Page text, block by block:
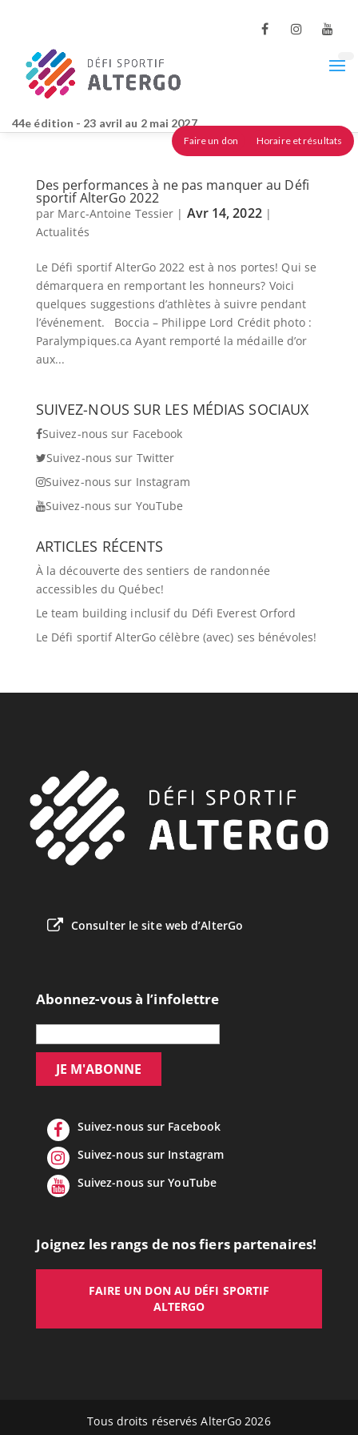
44e édition - 23 avril au 2 mai 2027
Faire un don Horaire et résultats
Des performances à ne pas manquer au Défi
sportif AlterGo 2022
par Marc-Antoine Tessier | Avr 14, 2022|
Actualités
Le Défi sportif AlterGo 2022 est à nos portes! Qui se
démarquera en remportant les honneurs? Voici
quelques suggestions d’athlètes à suivre pendant
l’événement. Boccia – Philippe Lord Crédit photo :
Paralympiques.ca Ayant remporté la médaille d’or
aux...
SUIVEZ-NOUS SUR LES MÉDIAS SOCIAUX
Suivez-nous sur Facebook
Suivez-nous sur Twitter
Suivez-nous sur Instagram
Suivez-nous sur YouTube
ARTICLES RÉCENTS
À la découverte des sentiers de randonnée
accessibles du Québec!
Le team building inclusif du Défi Everest Orford
Le Défi sportif AlterGo célèbre (avec) ses bénévoles!
Consulter le site web d’AlterGo
Abonnez-vous à l’infolettre
Suivez-nous sur Facebook
Suivez-nous sur Instagram
Suivez-nous sur YouTube
Joignez les rangs de nos fiers partenaires!
FAIRE UN DON AU DÉFI SPORTIF
ALTERGO
Tous droits réservés AlterGo 2026